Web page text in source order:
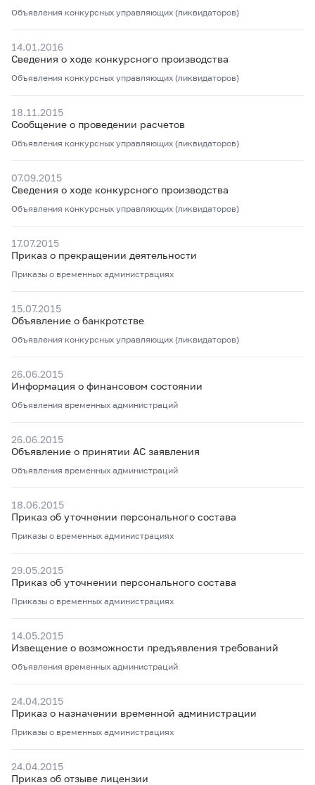
Объявления конкурсных управляющих (ликвидаторов)
14.01.2016
Сведения о ходе конкурсного производства
Объявления конкурсных управляющих (ликвидаторов)
18.11.2015
Сообщение о проведении расчетов
Объявления конкурсных управляющих (ликвидаторов)
07.09.2015
Сведения о ходе конкурсного производства
Объявления конкурсных управляющих (ликвидаторов)
17.07.2015
Приказ о прекращении деятельности
Приказы о временных администрациях
15.07.2015
Объявление о банкротстве
Объявления конкурсных управляющих (ликвидаторов)
26.06.2015
Информация о финансовом состоянии
Объявления временных администраций
26.06.2015
Объявление о принятии АС заявления
Объявления временных администраций
18.06.2015
Приказ об уточнении персонального состава
Приказы о временных администрациях
29.05.2015
Приказ об уточнении персонального состава
Приказы о временных администрациях
14.05.2015
Извещение о возможности предъявления требований
Объявления временных администраций
24.04.2015
Приказ о назначении временной администрации
Приказы о временных администрациях
24.04.2015
Приказ об отзыве лицензии